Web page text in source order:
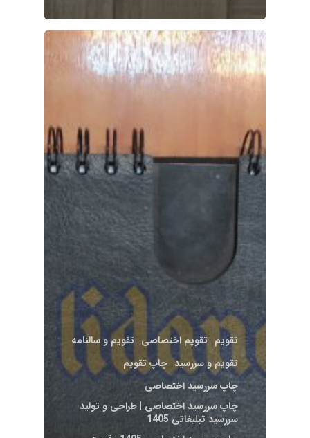
تقویم تقویم اختصاصی تقویم و سالنامه
تقویم و سررسید چاپ تقویم
چاپ سررسید اختصاصی
چاپ سررسید اختصاصی | طراحی و تولید
سررسید تبلیغاتی 1405